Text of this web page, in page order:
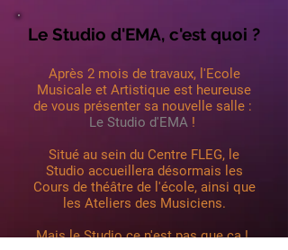
Le Studio d'EMA, c'est quoi ?
Après 2 mois de travaux, l'Ecole
Musicale et Artistique est heureuse
de vous présenter sa nouvelle salle :
Le Studio d'EMA !
Situé au sein du Centre FLEG, le
Studio accueillera désormais les
Cours de théâtre de l'école, ainsi que
les Ateliers des Musiciens.
Mais le Studio ce n'est pas que ça !